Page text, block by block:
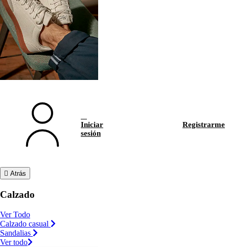
Iniciar
sesión
Registrarme
Atrás
Calzado
Ver Todo
Calzado casual
Sandalias
Ver todo